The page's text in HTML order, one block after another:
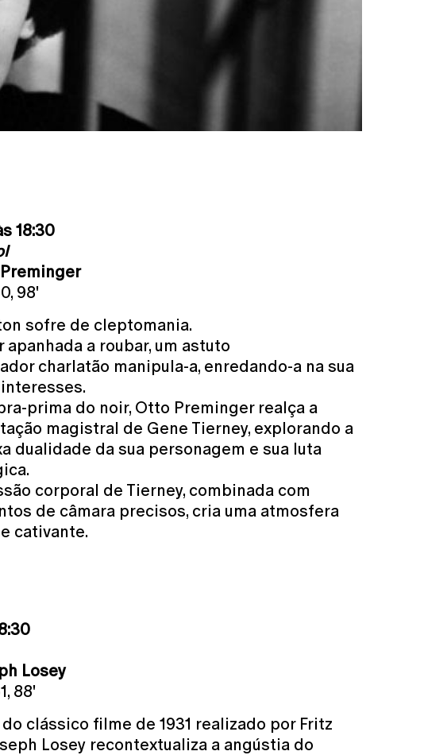
18:30
98'
sofre de cleptomania.
apanhada a roubar, um astuto
charlatão manipula-a, enredando-a na sua
prima do noir, Otto Preminger realça a
magistral de Gene Tierney, explorando a
dualidade da sua personagem e sua luta
corporal de Tierney, combinada com
de câmara precisos, cria uma atmosfera
cativante.
Losey
88'
do clássico filme de 1931 realizado por Fritz
Losey recontextualiza a angústia do